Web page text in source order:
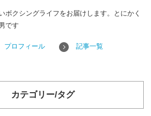
ボクシングライフをお届けします。とにかく
です
プロフィール 記事一覧
カテゴリー/タグ